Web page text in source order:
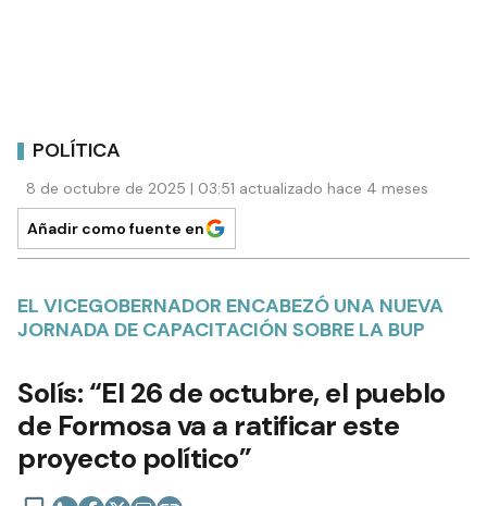
POLÍTICA
8 de octubre de 2025 | 03:51 actualizado hace 4 meses
Añadir como fuente en
EL VICEGOBERNADOR ENCABEZÓ UNA NUEVA
JORNADA DE CAPACITACIÓN SOBRE LA BUP
Solís: “El 26 de octubre, el pueblo
de Formosa va a ratificar este
proyecto político”